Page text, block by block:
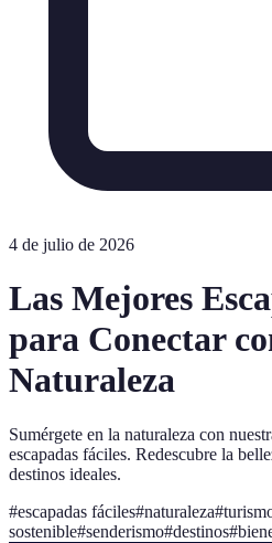
4 de julio de 2026
Las Mejores
para Conectar
Naturaleza
Sumérgete en la naturaleza con
escapadas fáciles. Redescubre la
destinos ideales.
#escapadas fáciles#naturaleza#
sostenible#senderismo#destinos#